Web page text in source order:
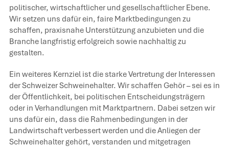
politischer, wirtschaftlicher und gesellschaftlicher Ebene.
Wir setzen uns dafür ein, faire Marktbedingungen zu
schaffen, praxisnahe Unterstützung anzubieten und die
Branche langfristig erfolgreich sowie nachhaltig zu
gestalten.
Ein weiteres Kernziel ist die starke Vertretung der Interessen
der Schweizer Schweinehalter. Wir schaffen Gehör – sei es in
der Öffentlichkeit, bei politischen Entscheidungsträgern
oder in Verhandlungen mit Marktpartnern. Dabei setzen wir
uns dafür ein, dass die Rahmenbedingungen in der
Landwirtschaft verbessert werden und die Anliegen der
Schweinehalter gehört, verstanden und mitgetragen